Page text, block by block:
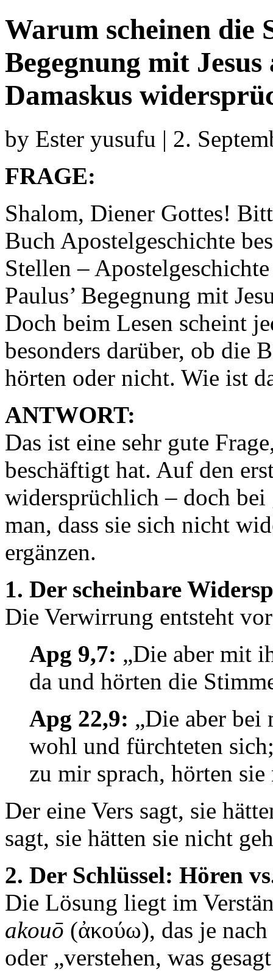
Warum scheinen die
Begegnung mit
Damaskus
by Ester yusufu | 2.
FRAGE:
Shalom, Diener Gottes!
Buch Apostelgeschichte
Stellen –
Paulus’ Begegnung mit
Doch beim Lesen scheint
besonders darüber, ob die
hörten oder nicht. Wie ist
ANTWORT:
Das ist eine sehr gute
beschäftigt hat. Auf den
widersprüchlich – doch bei
man, dass sie sich nicht
ergänzen.
1. Der scheinbare
Die Verwirrung entsteht
Apg 9,7: „Die aber mit
da und hörten die
Apg 22,9: „Die aber bei
wohl und fürchteten
zu mir sprach, hörten sie
Der eine Vers sagt, sie
sagt, sie hätten sie nicht
2. Der Schlüssel: Hören
Die Lösung liegt im
akouō (ἀκούω), das je
oder „verstehen, was